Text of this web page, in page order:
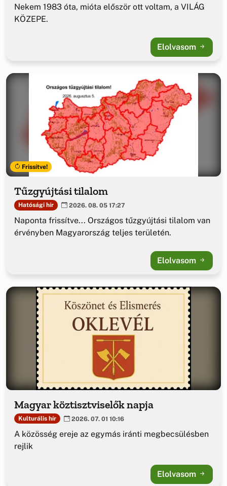
Nekem 1983 óta, mióta először ott voltam, a VILÁG
KÖZEPE.
Elolvasom
Frissítve!
Tűzgyújtási tilalom
Hatósági hír 2026. 08. 05 17:27
Naponta frissítve... Országos tűzgyújtási tilalom van
érvényben Magyarország teljes területén.
Elolvasom
Magyar köztisztviselők napja
Kulturális hír 2026. 07. 01 10:16
A közösség ereje az egymás iránti megbecsülésben
rejlik
Elolvasom